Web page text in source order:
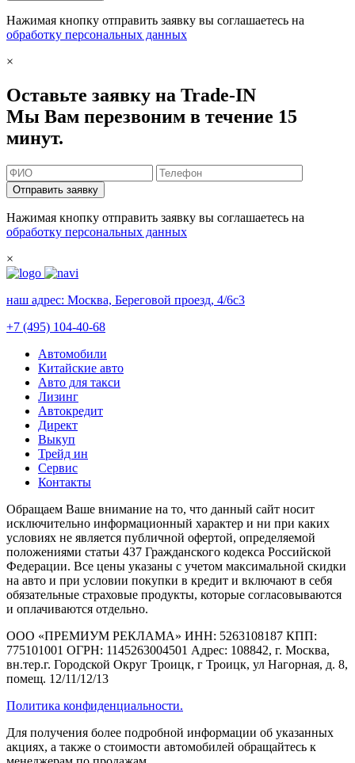
Нажимая кнопку отправить заявку вы соглашаетесь на
обработку персональных данных
×
Оставьте заявку на Trade-IN
Мы Вам перезвоним в течение 15
минут.
Отправить заявку
Нажимая кнопку отправить заявку вы соглашаетесь на
обработку персональных данных
×
наш адрес: Москва, Береговой проезд, 4/6с3
+7 (495) 104-40-68
Автомобили
Китайские авто
Авто для такси
Лизинг
Автокредит
Директ
Выкуп
Трейд ин
Сервис
Контакты
Обращаем Ваше внимание на то, что данный сайт носит
исключительно информационный характер и ни при каких
условиях не является публичной офертой, определяемой
положениями статьи 437 Гражданского кодекса Российской
Федерации. Все цены указаны с учетом максимальной скидки
на авто и при условии покупки в кредит и включают в себя
обязательные страховые продукты, которые согласовываются
и оплачиваются отдельно.
ООО «ПРЕМИУМ РЕКЛАМА» ИНН: 5263108187 КПП:
775101001 ОГРН: 1145263004501 Адрес: 108842, г. Москва,
вн.тер.г. Городской Округ Троицк, г Троицк, ул Нагорная, д. 8,
помещ. 12/11/12/13
Политика конфиденциальности.
Для получения более подробной информации об указанных
акциях, а также о стоимости автомобилей обращайтесь к